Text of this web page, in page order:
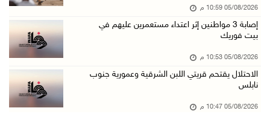
05/آب/2026 06:43 م
الهلال الأحمر: 8 إصابات إثر اعتداء الاحتلال ...
مخطط استعماري جديد في "جيلو" يهدد بعزل القدس ...
05/آب/2026 06:10 م
الاحتلال ينصب حاجزًا عسكريًا على مدخل بلدة دي ...
05/08/2026 10:59 م
إصابة 3 مواطنين إثر اعتداء مستعمرين عليهم في
بيت فوريك
05/08/2026 10:53 م
الاحتلال يقتحم قريتي اللبن الشرقية وعمورية جنوب
نابلس
05/08/2026 10:47 م